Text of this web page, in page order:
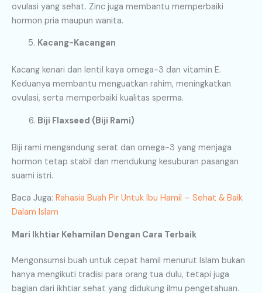
ovulasi yang sehat. Zinc juga membantu memperbaiki
hormon pria maupun wanita.
Kacang-Kacangan
Kacang kenari dan lentil kaya omega-3 dan vitamin E.
Keduanya membantu menguatkan rahim, meningkatkan
ovulasi, serta memperbaiki kualitas sperma.
Biji Flaxseed (Biji Rami)
Biji rami mengandung serat dan omega-3 yang menjaga
hormon tetap stabil dan mendukung kesuburan pasangan
suami istri.
Baca Juga: Rahasia Buah Pir Untuk Ibu Hamil – Sehat & Baik
Dalam Islam
Mari Ikhtiar Kehamilan Dengan Cara Terbaik
Mengonsumsi buah untuk cepat hamil menurut Islam bukan
hanya mengikuti tradisi para orang tua dulu, tetapi juga
bagian dari ikhtiar sehat yang didukung ilmu pengetahuan.